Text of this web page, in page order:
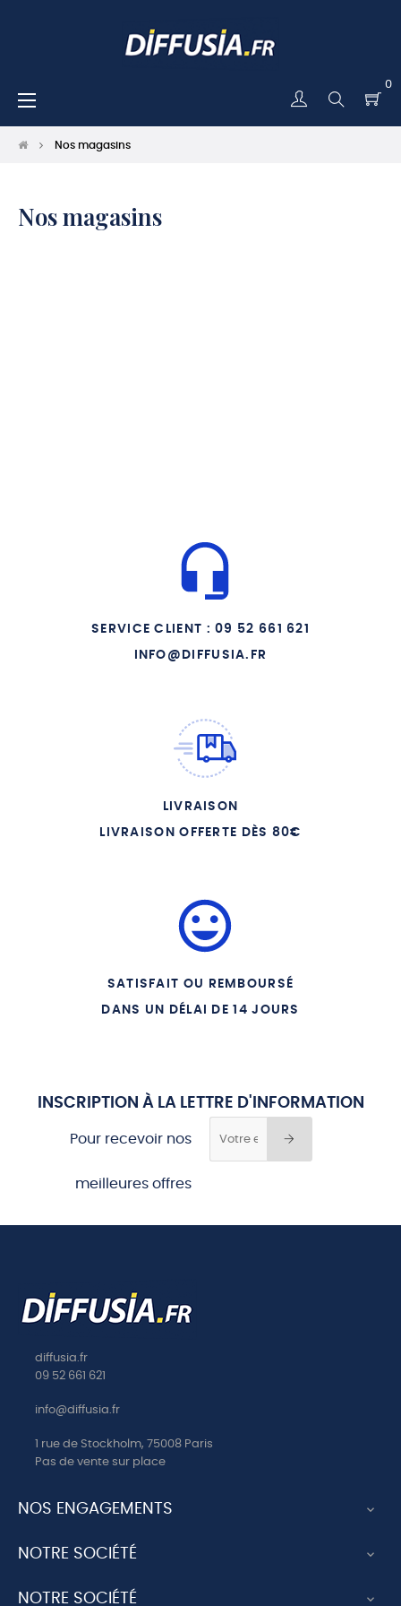
0
Basculer
☰
Nos magasins
Nos magasins
SERVICE CLIENT : 09 52 661 621
INFO@DIFFUSIA.FR
LIVRAISON
LIVRAISON OFFERTE DÈS 80€
SATISFAIT OU REMBOURSÉ
DANS UN DÉLAI DE 14 JOURS
INSCRIPTION À LA LETTRE D'INFORMATION
Pour recevoir nos
meilleures offres
diffusia.fr
09 52 661 621
info@diffusia.fr
1 rue de Stockholm, 75008 Paris
Pas de vente sur place
NOS ENGAGEMENTS 
NOTRE SOCIÉTÉ 
NOTRE SOCIÉTÉ 